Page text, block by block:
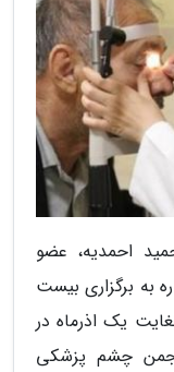
احمدیه، عضو
به برگزاری بیست
چشم پزشکی از 28ابان لغایت یک اذرماه در
در انجمن چشم پزشکی